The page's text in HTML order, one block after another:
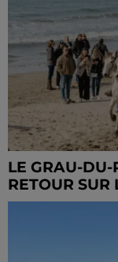
LE GRAU-DU-
RETOUR SUR